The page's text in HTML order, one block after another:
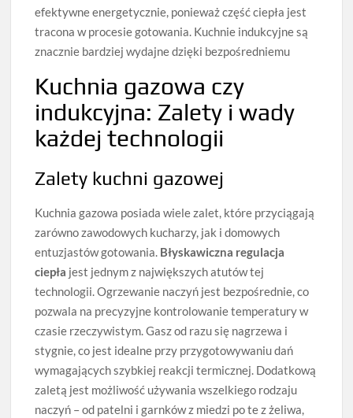
efektywne energetycznie, ponieważ część ciepła jest
tracona w procesie gotowania. Kuchnie indukcyjne są
znacznie bardziej wydajne dzięki bezpośredniemu
Kuchnia gazowa czy
indukcyjna: Zalety i wady
każdej technologii
Zalety kuchni gazowej
Kuchnia gazowa posiada wiele zalet, które przyciągają
zarówno zawodowych kucharzy, jak i domowych
entuzjastów gotowania. Błyskawiczna regulacja
ciepła jest jednym z największych atutów tej
technologii. Ogrzewanie naczyń jest bezpośrednie, co
pozwala na precyzyjne kontrolowanie temperatury w
czasie rzeczywistym. Gasz od razu się nagrzewa i
stygnie, co jest idealne przy przygotowywaniu dań
wymagających szybkiej reakcji termicznej. Dodatkową
zaletą jest możliwość używania wszelkiego rodzaju
naczyń – od patelni i garnków z miedzi po te z żeliwa,